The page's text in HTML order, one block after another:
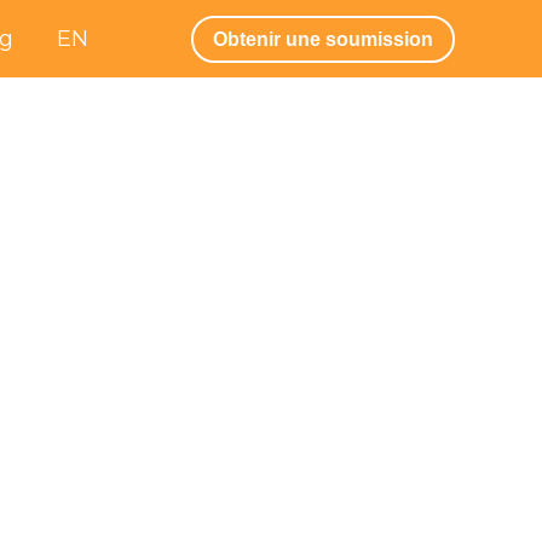
EN Obtenir une soumission